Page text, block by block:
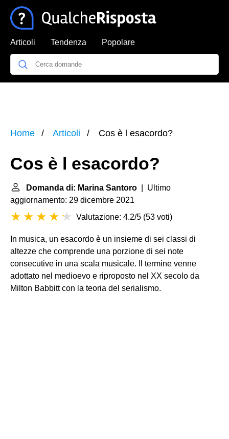
Articoli Tendenza Popolare
Home Articoli Cos è l esacordo?
Cos è l esacordo?
Domanda di: Marina Santoro | Ultimo
aggiornamento: 29 dicembre 2021
Valutazione: 4.2/5 (53 voti)
In musica, un esacordo è un insieme di sei classi di
altezze che comprende una porzione di sei note
consecutive in una scala musicale. Il termine venne
adottato nel medioevo e riproposto nel XX secolo da
Milton Babbitt con la teoria del serialismo.